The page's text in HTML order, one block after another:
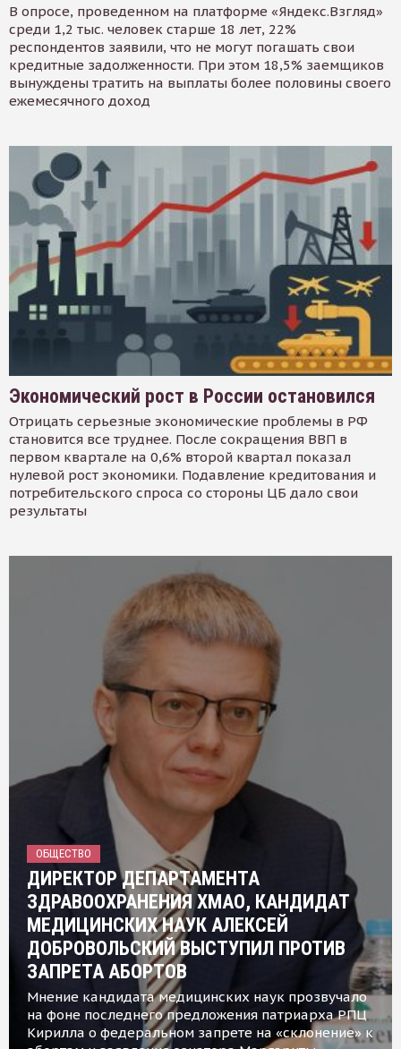
В опросе, проведенном на платформе «Яндекс.Взгляд»
среди 1,2 тыс. человек старше 18 лет, 22%
респондентов заявили, что не могут погашать свои
кредитные задолженности. При этом 18,5% заемщиков
вынуждены тратить на выплаты более половины своего
ежемесячного доход
Экономический рост в России остановился
Отрицать серьезные экономические проблемы в РФ
становится все труднее. После сокращения ВВП в
первом квартале на 0,6% второй квартал показал
нулевой рост экономики. Подавление кредитования и
потребительского спроса со стороны ЦБ дало свои
результаты
ОБЩЕСТВО
ДИРЕКТОР ДЕПАРТАМЕНТА
ЗДРАВООХРАНЕНИЯ ХМАО, КАНДИДАТ
МЕДИЦИНСКИХ НАУК АЛЕКСЕЙ
ДОБРОВОЛЬСКИЙ ВЫСТУПИЛ ПРОТИВ
ЗАПРЕТА АБОРТОВ
Мнение кандидата медицинских наук прозвучало
на фоне последнего предложения патриарха РПЦ
Кирилла о федеральном запрете на «склонение» к